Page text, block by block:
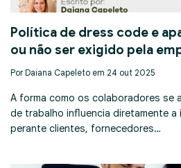
Política de dress code e
ou não ser exigido pela
Por Daiana Capeleto em 24 out 2025
A forma como os colaboradores se
de trabalho influencia diretamente a
perante clientes, fornecedores…